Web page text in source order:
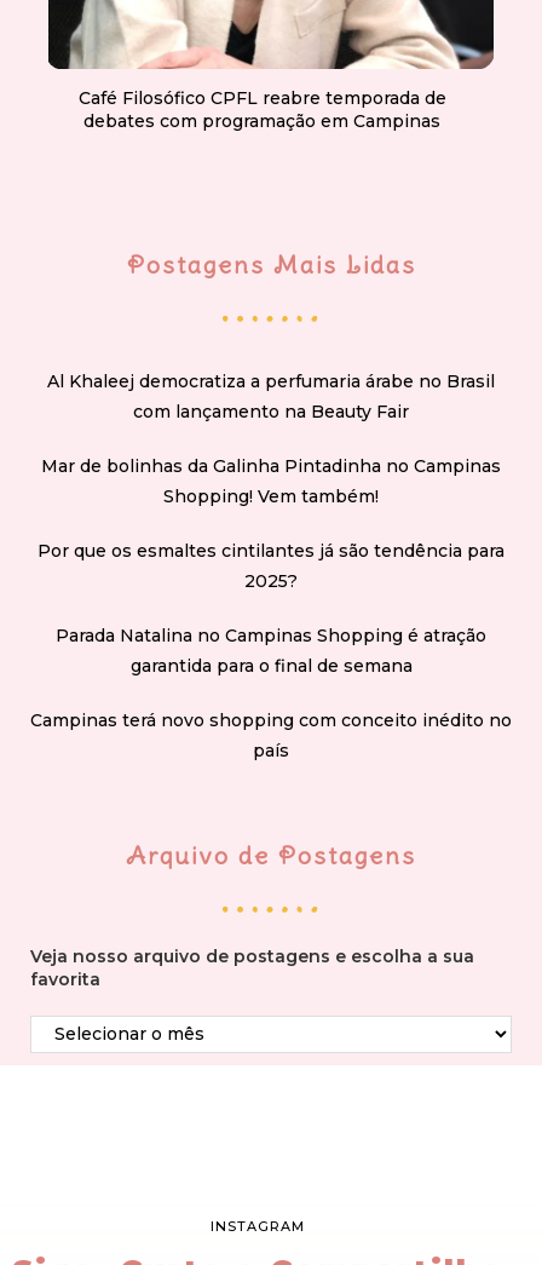
Café Filosófico CPFL reabre temporada de
debates com programação em Campinas
Postagens Mais Lidas
Al Khaleej democratiza a perfumaria árabe no Brasil
com lançamento na Beauty Fair
Mar de bolinhas da Galinha Pintadinha no Campinas
Shopping! Vem também!
Por que os esmaltes cintilantes já são tendência para
2025?
Parada Natalina no Campinas Shopping é atração
garantida para o final de semana
Campinas terá novo shopping com conceito inédito no
país
Arquivo de Postagens
Veja nosso arquivo de postagens e escolha a sua
favorita
INSTAGRAM